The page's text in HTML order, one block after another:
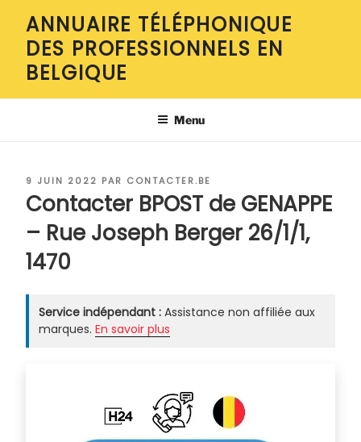
contenu
principal
ANNUAIRE TÉLÉPHONIQUE
DES PROFESSIONNELS EN
BELGIQUE
Menu
PUBLIÉ
LE
9 JUIN 2022 PAR CONTACTER.BE
Contacter BPOST de GENAPPE
– Rue Joseph Berger 26/1/1,
1470
Service indépendant : Assistance non affiliée aux
marques. En savoir plus